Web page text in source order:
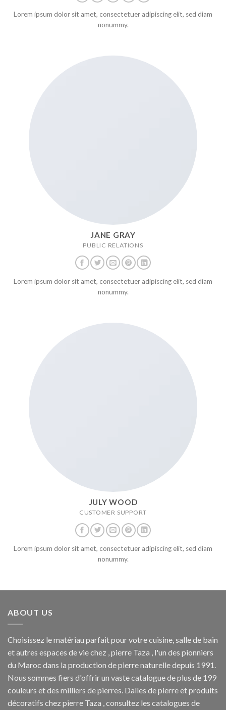
Lorem ipsum dolor sit amet, consectetuer adipiscing elit, sed diam
nonummy.
JANE GRAY
PUBLIC RELATIONS
Lorem ipsum dolor sit amet, consectetuer adipiscing elit, sed diam
nonummy.
JULY WOOD
CUSTOMER SUPPORT
Lorem ipsum dolor sit amet, consectetuer adipiscing elit, sed diam
nonummy.
ABOUT US
Choisissez le matériau parfait pour votre cuisine, salle de bain
et autres espaces de vie chez , pierre Taza , l'un des pionniers
du Maroc dans la production de pierre naturelle depuis 1991.
Nous sommes fiers d'offrir un vaste catalogue de plus de 199
couleurs et des milliers de pierres. Dalles de pierre et produits
décoratifs chez pierre Taza , consultez les catalogues de